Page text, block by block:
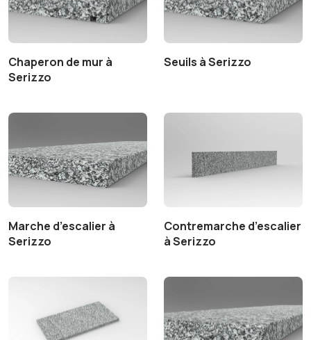
Chaperon de mur à
Serizzo
Seuils à Serizzo
Marche d’escalier à
Serizzo
Contremarche d’escalier
à Serizzo